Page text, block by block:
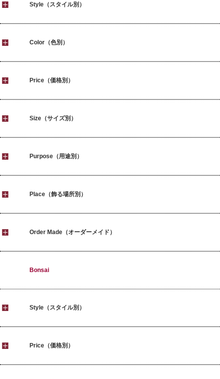
Style（スタイル別）
Color（色別）
Price（価格別）
Size（サイズ別）
Purpose（用途別）
Place（飾る場所別）
Order Made（オーダーメイド）
Bonsai
Style（スタイル別）
Price（価格別）